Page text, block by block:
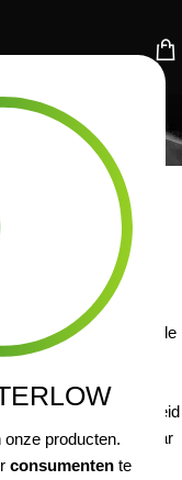
producten.
consumentente
uw privacy. Wij
nodig hebben voor
gaan zorgvuldig om
van onze diensten
nooit voor commerciële
privacybeleid is van
daarop ontsloten
BV. Dit privacybeleid
verzameld, waar
wie en onder welke